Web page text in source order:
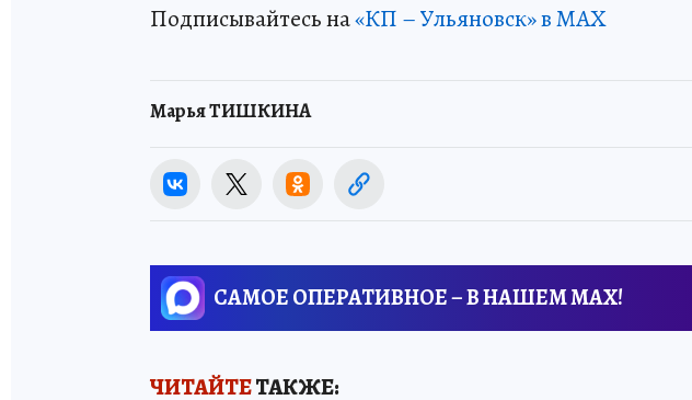
Подписывайтесь на«КП – Ульяновск» в MAX
Марья ТИШКИНА
САМОЕ ОПЕРАТИВНОЕ – В НАШЕМ MAX!
ЧИТАЙТЕТАКЖЕ: